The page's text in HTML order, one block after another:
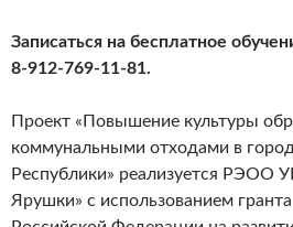
Записаться на бесплатное
8-912-769-11-81.
Проект «Повышение культуры
коммунальными отходами в
Республики» реализуется РЭОО
Ярушки» с использованием